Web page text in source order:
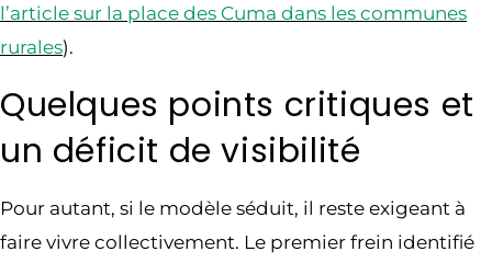
l’article sur la place des Cuma dans les communes
rurales).
Quelques points critiques et
un déficit de visibilité
Pour autant, si le modèle séduit, il reste exigeant à
faire vivre collectivement. Le premier frein identifié